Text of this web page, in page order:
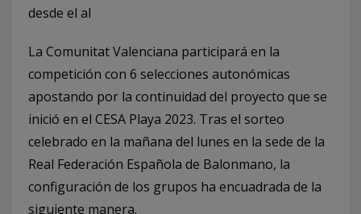
desde el al
La Comunitat Valenciana participará en la
competición con 6 selecciones autonómicas
apostando por la continuidad del proyecto que se
inició en el CESA Playa 2023. Tras el sorteo
celebrado en la mañana del lunes en la sede de la
Real Federación Española de Balonmano, la
configuración de los grupos ha encuadrada de la
siguiente manera.